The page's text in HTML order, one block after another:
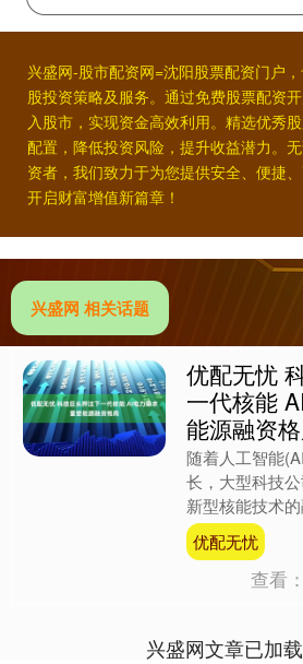
兴盛网-股市配资网=沈阳股票配资门户
股投资策略及服务。通过免费股票配资
入股市，实现资金高效利用。精选优秀
配置，降低投资风险，提升收益潜力。
资者，我们致力于为您提供安全、便捷
开启财富增值新篇章！
兴盛网 相关话题
优配无忧
一代核能
能源融资
随着人工智能
长，大型科技
新型核能技术
核能公司签署协
为项目带来更清
优配无忧
查看
兴盛网文章已加